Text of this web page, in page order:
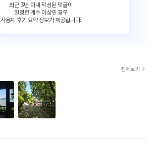
최근 3년 이내 작성된 댓글이
일정한 개수 이상인 경우
사용자 후기 요약 정보가 제공됩니다.
전체보기